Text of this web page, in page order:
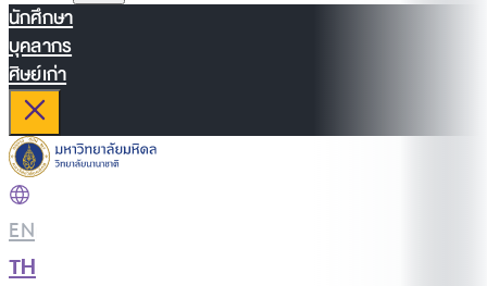
นักศึกษา
บุคลากร
ศิษย์เก่า
EN
TH